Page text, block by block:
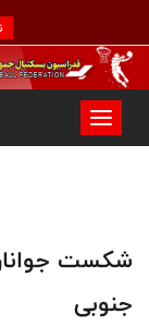
شکست
جنوبی